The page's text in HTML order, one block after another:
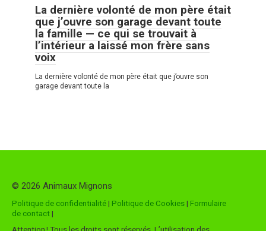
La dernière volonté de mon père était
que j’ouvre son garage devant toute
la famille — ce qui se trouvait à
l’intérieur a laissé mon frère sans
voix
La dernière volonté de mon père était que j’ouvre son
garage devant toute la
© 2026 Animaux Mignons
Politique de confidentialité| Politique de Cookies| Formulaire
de contact|